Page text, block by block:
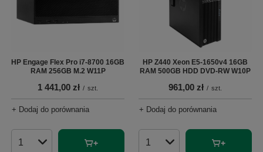
HP Engage Flex Pro i7-8700 16GB
RAM 256GB M.2 W11P
1 441,00 zł / szt.
+ Dodaj do porównania
Ilość produktów
HP Z440 Xeon E5-1650v4 16GB
RAM 500GB HDD DVD-RW W10P
961,00 zł / szt.
+ Dodaj do porównania
Ilość produktów